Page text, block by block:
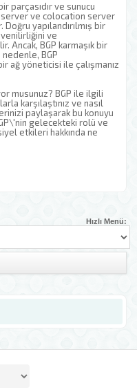
parçasıdır ve sunucu
ve colocation server
yapılandırılmış bir
ve
Ancak, BGP karmaşık bir
BGP
ağ yöneticisi ile çalışmanız
musunuz? BGP ile ilgili
karşılaştınız ve nasıl
paylaşarak bu konuyu
gelecekteki rolü ve
etkileri hakkında ne
Hızlı Menü: